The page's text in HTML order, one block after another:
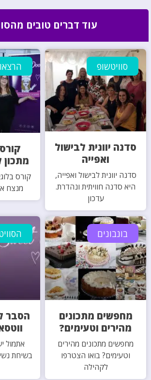
עוד דברים טובים
סוויטשופ
סדנה יוונית לבישול
ואפייה
סדנה יוונית לבישול ואפייה,
היא סדנה חוויתית ונהדרת.
עדכון
קורס
מנצח
בונבונים
מחפשים מתכונים
מהירים וטעימים?
מחפשים מתכונים מהירים
וטעימים? בואו הצטרפו
לקהילה
הסבר
אתמול
בשיחת